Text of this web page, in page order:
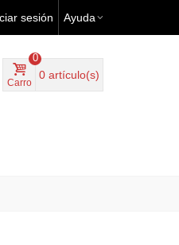
sesión Ayuda
Carro
0
0 artículo(s)